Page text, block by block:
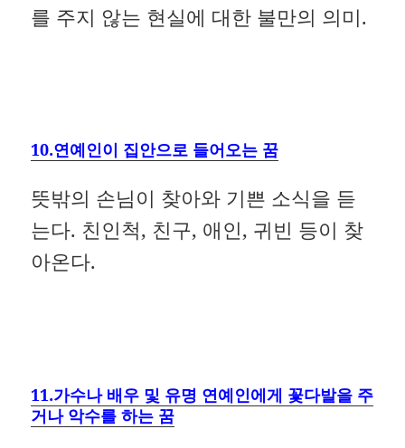
를 주지 않는 현실에 대한 불만의 의미.
10.연예인이 집안으로 들어오는 꿈
뜻밖의 손님이 찾아와 기쁜 소식을 듣
는다. 친인척, 친구, 애인, 귀빈 등이 찾
아온다.
11.가수나 배우 및 유명 연예인에게 꽃다발을 주
거나 악수를 하는 꿈